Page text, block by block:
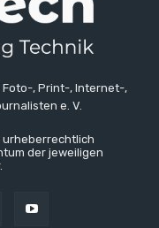
Foto-, Print-, Internet-,
e. V.
urheberrechtlich
der jeweiligen